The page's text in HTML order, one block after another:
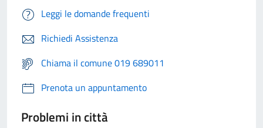
Leggi le domande frequenti
Richiedi Assistenza
Chiama il comune 019 689011
Prenota un appuntamento
Problemi in città